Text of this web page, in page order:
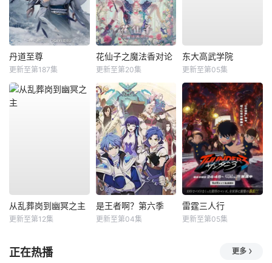
丹道至尊
更新至第187集
花仙子之魔法香对论
更新至第20集
东大高武学院
更新至第05集
从乱葬岗到幽冥之主
更新至第12集
是王者啊？第六季
更新至第04集
雷霆三人行
更新至第05集
正在热播 更多